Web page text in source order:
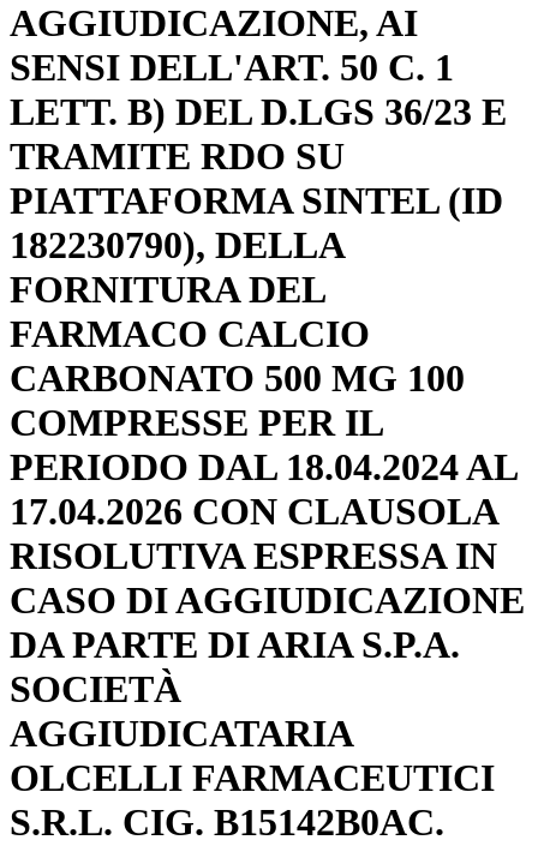
AGGIUDICAZIONE, AI
SENSI DELL'ART. 50 C. 1
LETT. B) DEL D.LGS 36/23 E
TRAMITE RDO SU
PIATTAFORMA SINTEL (ID
182230790), DELLA
FORNITURA DEL
FARMACO CALCIO
CARBONATO 500 MG 100
COMPRESSE PER IL
PERIODO DAL 18.04.2024 AL
17.04.2026 CON CLAUSOLA
RISOLUTIVA ESPRESSA IN
CASO DI AGGIUDICAZIONE
DA PARTE DI ARIA S.P.A.
SOCIETÀ
AGGIUDICATARIA
OLCELLI FARMACEUTICI
S.R.L. CIG. B15142B0AC.